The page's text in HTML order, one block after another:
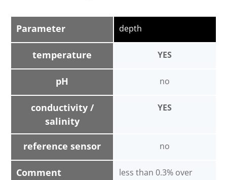
Parameter
temperature
pH
conductivity /
salinity
reference sensor
Comment
depth
YES
no
YES
no
less than 0.3% over